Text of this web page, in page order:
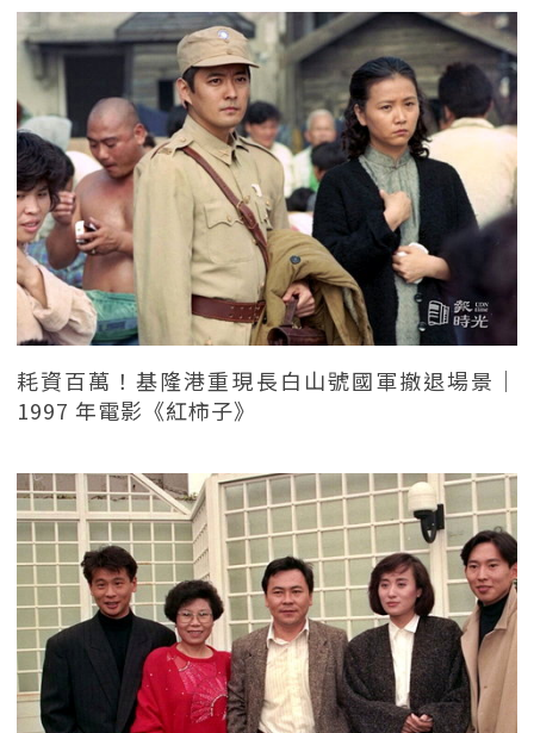
耗資百萬！基隆港重現長白山號國軍撤退場景｜
1997 年電影《紅柿子》